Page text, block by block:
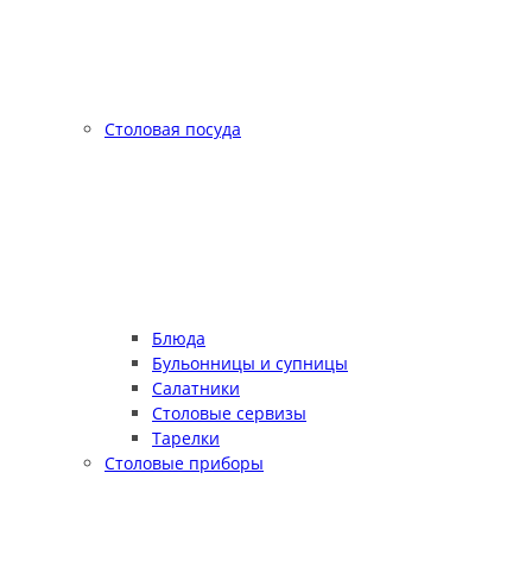
Столовая посуда
Блюда
Бульонницы и супницы
Салатники
Столовые сервизы
Тарелки
Столовые приборы